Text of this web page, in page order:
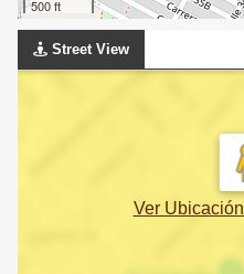
500 ft
Street View
Ver Ubicación